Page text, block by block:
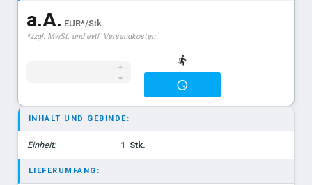
a.A. EUR*/Stk.
*zzgl. MwSt. und evtl. Versandkosten
INHALT UND GEBINDE:
Einheit: 1 Stk.
LIEFERUMFANG: